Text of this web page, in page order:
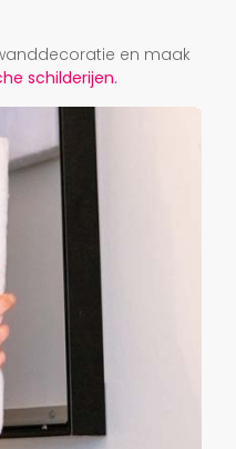
en maak
schilderijen.